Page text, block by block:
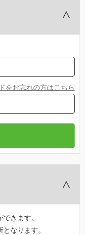
をお忘れの方はこちら
きます。
なります。